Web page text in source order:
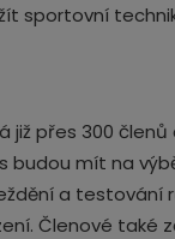
sportovní
již přes 300
budou mít na
a testování
Členové také